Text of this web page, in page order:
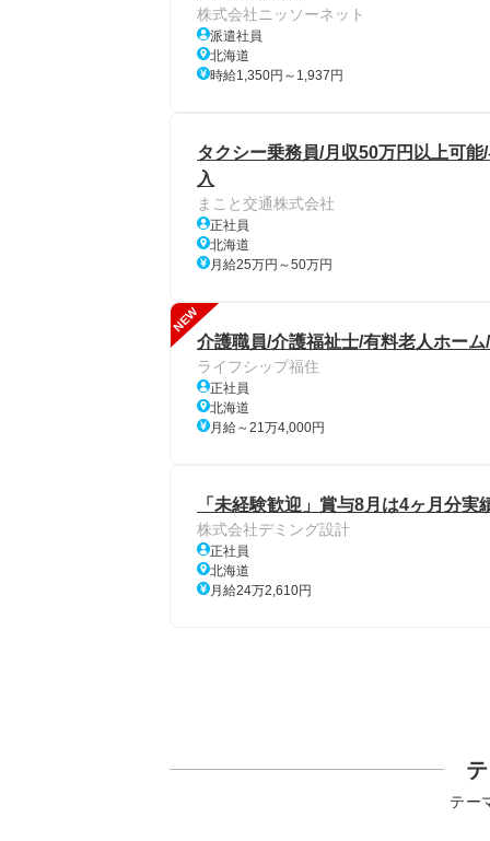
株式会社ニッソーネット
派遣社員
北海道
時給1,350円～1,937円
タクシー乗務員/月収50万円以上可
入
まこと交通株式会社
正社員
北海道
月給25万円～50万円
NEW
介護職員/介護福祉士/有料老人ホー
ライフシップ福住
正社員
北海道
月給～21万4,000円
「未経験歓迎」賞与8月は4ヶ月分
株式会社デミング設計
正社員
北海道
月給24万2,610円
テー